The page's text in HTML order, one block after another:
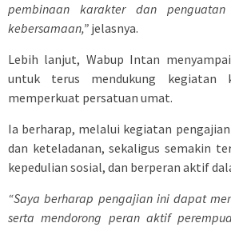
pembinaan karakter dan
kebersamaan,” jelasnya.
Lebih lanjut, Wabup Intan
untuk terus mendukung kegiatan
memperkuat persatuan umat.
Ia berharap, melalui kegiatan
dan keteladanan, sekaligus semakin
kepedulian sosial, dan berperan aktif
“Saya berharap pengajian ini dapat
serta mendorong peran aktif